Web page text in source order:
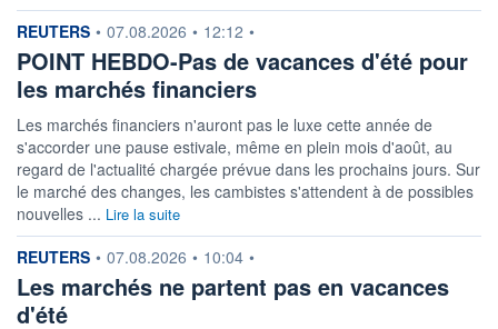
information fournie par
REUTERS • 07.08.2026 • 12:12 •
POINT HEBDO-Pas de vacances d'été pour
les marchés financiers
Les marchés financiers n'auront pas le luxe cette année de
s'accorder une pause estivale, même en plein mois d'août, au
regard de l'actualité chargée prévue dans les prochains jours. Sur
le marché des changes, les cambistes s'attendent à de possibles
nouvelles ... Lire la suite
information fournie par
REUTERS • 07.08.2026 • 10:04 •
Les marchés ne partent pas en vacances
d'été